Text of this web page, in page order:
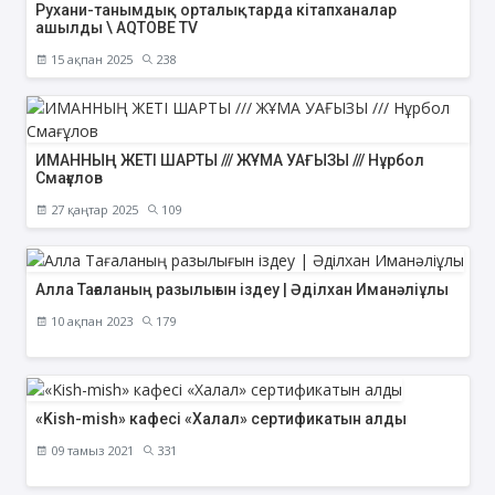
Рухани-танымдық орталықтарда кітапханалар
ашылды \ AQTOBE TV
15 ақпан 2025 238
ИМАННЫҢ ЖЕТІ ШАРТЫ /// ЖҰМА УАҒЫЗЫ /// Нұрбол
Смағұлов
27 қаңтар 2025 109
Алла Тағаланың разылығын іздеу | Әділхан Иманәліұлы
10 ақпан 2023 179
«Kish-mish» кафесі «Халал» сертификатын алды
09 тамыз 2021 331